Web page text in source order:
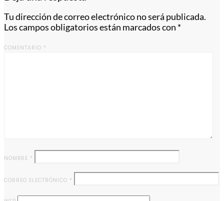
Tu dirección de correo electrónico no será publicada.
Los campos obligatorios están marcados con *
COMENTARIO *
NOMBRE *
CORREO ELECTRÓNICO *